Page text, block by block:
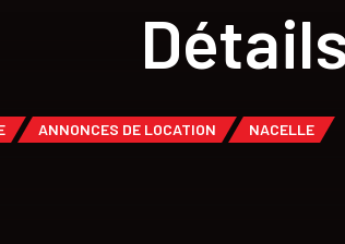
ANNONCES DE LOCATION NACELLE